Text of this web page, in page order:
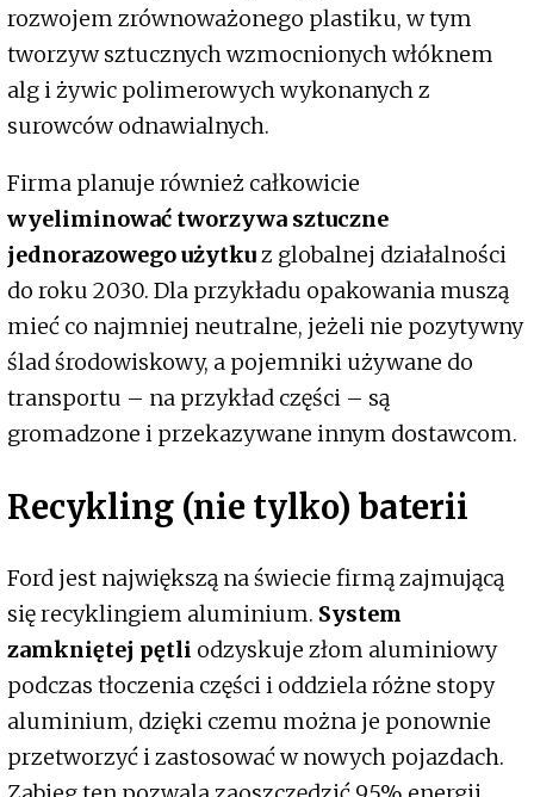
rozwojem zrównoważonego plastiku, w tym
tworzyw sztucznych wzmocnionych włóknem
alg i żywic polimerowych wykonanych z
surowców odnawialnych.
Firma planuje również całkowicie
wyeliminować tworzywa sztuczne
jednorazowego użytkuz globalnej działalności
do roku 2030. Dla przykładu opakowania muszą
mieć co najmniej neutralne, jeżeli nie pozytywny
ślad środowiskowy, a pojemniki używane do
transportu – na przykład części – są
gromadzone i przekazywane innym dostawcom.
Recykling (nie tylko) baterii
Ford jest największą na świecie firmą zajmującą
się recyklingiem aluminium. System
zamkniętej pętli odzyskuje złom aluminiowy
podczas tłoczenia części i oddziela różne stopy
aluminium, dzięki czemu można je ponownie
przetworzyć i zastosować w nowych pojazdach.